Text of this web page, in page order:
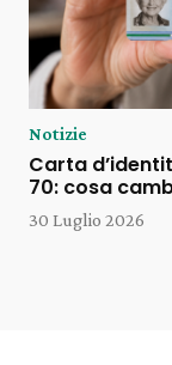
Notizie
Carta
70: cosa
30 Luglio 2026